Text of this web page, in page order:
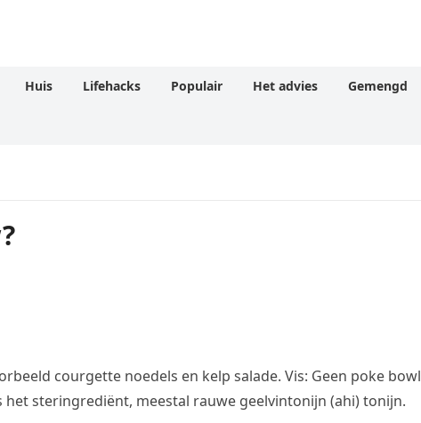
Huis Lifehacks Populair Het advies Gemengd
courgette noedels en kelp salade. Vis: Geen poke bowl
het steringrediënt, meestal rauwe geelvintonijn (ahi) tonijn.